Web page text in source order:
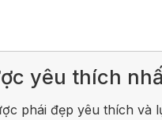
yêu thích
phái đẹp yêu thích và